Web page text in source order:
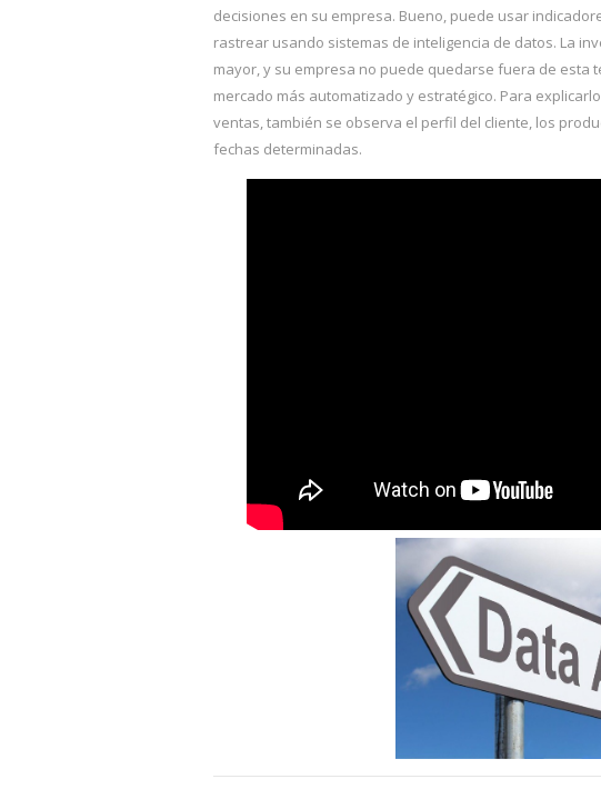
decisiones en su empresa. Bueno, puede usar
rastrear usando sistemas de inteligencia de datos. La
mayor, y su empresa no puede quedarse fuera de esta
mercado más automatizado y estratégico. Para
ventas, también se observa el perfil del cliente, los
fechas determinadas.